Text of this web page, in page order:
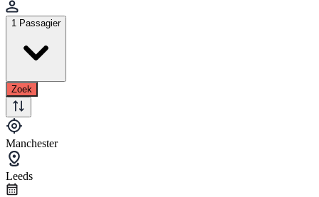
1 Passagier
Zoek
Manchester
Leeds